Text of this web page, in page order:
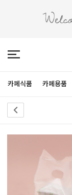
카페식품 카페용품